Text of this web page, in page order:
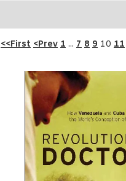
<<First <Prev 1 ... 7 8 9 10 11